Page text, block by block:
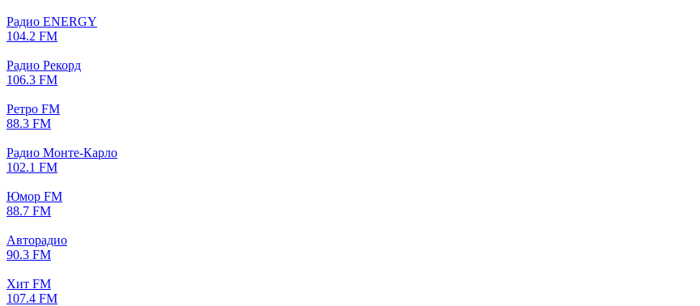
Радио ENERGY
104.2 FM
Радио Рекорд
106.3 FM
Ретро FM
88.3 FM
Радио Монте-Карло
102.1 FM
Юмор FM
88.7 FM
Авторадио
90.3 FM
Хит FM
107.4 FM